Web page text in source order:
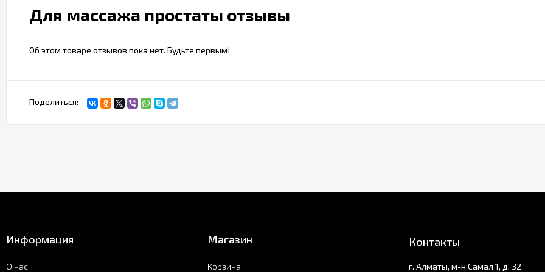
Для массажа простаты отзывы
Об этом товаре отзывов пока нет. Будьте первым!
Поделиться:
Информация
О нас
Магазин
Корзина
Контакты
г. Алматы, м-н Самал 1, д. 32